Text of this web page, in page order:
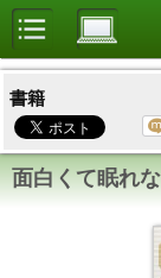
書籍
面白くて眠れ